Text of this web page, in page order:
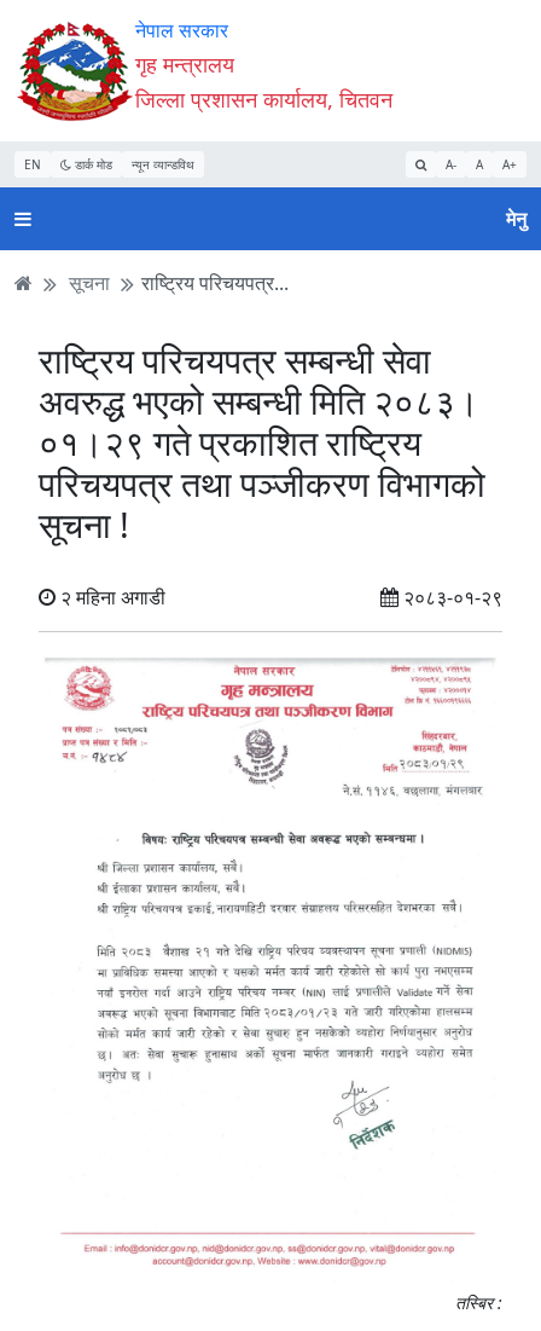
Accessibility
Mode
सुरु
गर्नुहोस्
सामाग्री
पढ्नुहाेस्
नेभिगेसन
पढ्नुहाेस्
वेबसाइट
खोजमा
जानुहोस्
नेपाल सरकार
गृह मन्त्रालय
जिल्ला प्रशासन कार्यालय, चितवन
EN डार्क मोड न्यून व्यान्डविथ A- A A+
मेनु
सूचना राष्ट्रिय परिचयपत्र...
राष्ट्रिय परिचयपत्र सम्बन्धी सेवा
अवरुद्ध भएको सम्बन्धी मिति २०८३।
०१।२९ गते प्रकाशित राष्ट्रिय
परिचयपत्र तथा पञ्जीकरण विभागको
सूचना !
२ महिना अगाडी २०८३-०१-२९
तस्बिर :